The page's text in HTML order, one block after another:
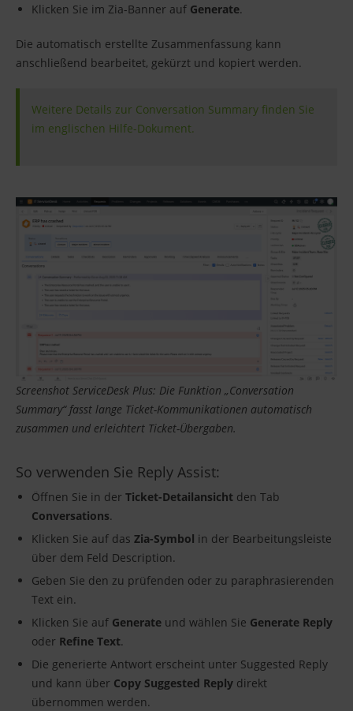
Klicken Sie im Zia-Banner auf Generate.
Die automatisch erstellte Zusammenfassung kann
anschließend bearbeitet, gekürzt und kopiert werden.
Weitere Details zur Conversation Summary finden Sie
im englischen Hilfe-Dokument.
Screenshot ServiceDesk Plus: Die Funktion „Conversation
Summary“ fasst lange Ticket-Kommunikationen automatisch
zusammen und erleichtert Ticket-Übergaben.
So verwenden Sie Reply Assist:
Öffnen Sie in der Ticket-Detailansicht den Tab
Conversations.
Klicken Sie auf das Zia-Symbol in der Bearbeitungsleiste
über dem Feld Description.
Geben Sie den zu prüfenden oder zu paraphrasierenden
Text ein.
Klicken Sie auf Generate und wählen Sie Generate Reply
oder Refine Text.
Die generierte Antwort erscheint unter Suggested Reply
und kann über Copy Suggested Reply direkt
übernommen werden.